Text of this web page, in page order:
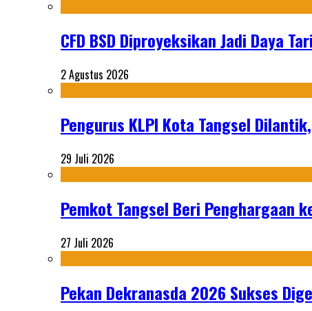
CFD BSD Diproyeksikan Jadi Daya
2 Agustus 2026
Pengurus KLPI Kota Tangsel
29 Juli 2026
Pemkot Tangsel Beri Penghargaan
27 Juli 2026
Pekan Dekranasda 2026 Sukses